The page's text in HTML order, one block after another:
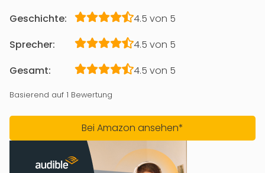
Geschichte:
4.5 von 5
Sprecher:
4.5 von 5
Gesamt:
4.5 von 5
Basierend auf 1 Bewertung
Bei Amazon ansehen*